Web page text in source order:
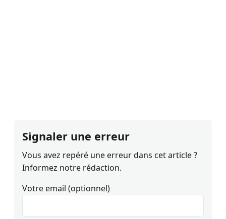
Signaler une erreur
Vous avez repéré une erreur dans cet article ?
Informez notre rédaction.
Votre email (optionnel)